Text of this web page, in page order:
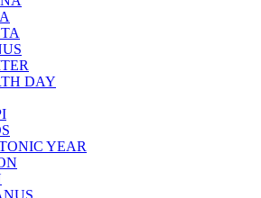
DAY
YEAR